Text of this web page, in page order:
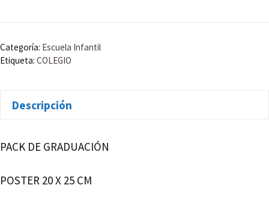
MOGAMBO
BACHILLERATO
Categoría: Escuela Infantil
Etiqueta: COLEGIO
Descripción
PACK DE GRADUACIÓN
POSTER 20 X 25 CM